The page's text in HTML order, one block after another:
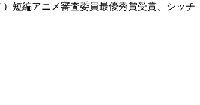
短編アニメ審査委員最優秀賞受賞、シッチ